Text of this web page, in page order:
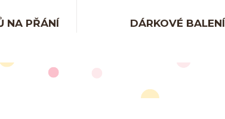
NA PŘÁNÍ DÁRKOVÉ BALENÍ